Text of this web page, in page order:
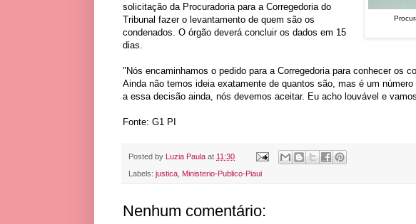
solicitação da Procuradoria para a Corregedoria do
Tribunal fazer o levantamento de quem são os
condenados. O órgão deverá concluir os dados em 15
dias.
"Nós encaminhamos o pedido para a Corregedoria para conhecer os
Ainda não temos ideia exatamente de quantos são, mas é um
a essa decisão ainda, nós devemos aceitar. Eu acho louvável e
Fonte: G1 PI
Posted by Luzia Paula at 11:30
Labels: justica Ministerio-Publico-Piaui
Nenhum comentário: